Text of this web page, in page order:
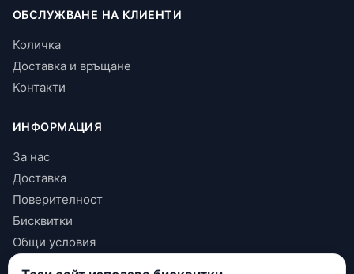
ОБСЛУЖВАНЕ НА КЛИЕНТИ
Количка
Доставка и връщане
Контакти
ИНФОРМАЦИЯ
За нас
Доставка
Поверителност
Бисквитки
Общи условия